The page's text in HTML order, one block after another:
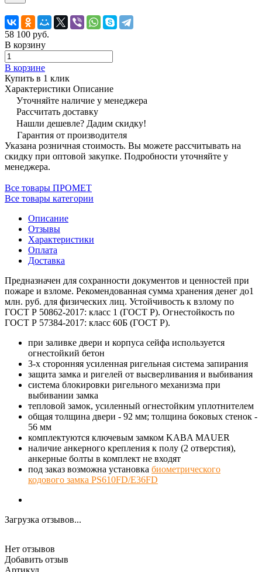
58 100 руб.
В корзину
В корзине
Купить в 1 клик
Характеристики Описание
Уточняйте наличие у менеджера
Рассчитать доставку
Нашли дешевле? Дадим скидку!
Гарантия от производителя
Указана розничная стоимость. Вы можете рассчитывать на
скидку при оптовой закупке. Подробности уточняйте у
менеджера.
Все товары ПРОМЕТ
Все товары категории
Описание
Отзывы
Характеристики
Оплата
Доставка
Предназначен для сохранности документов и ценностей при
пожаре и взломе. Рекомендованная сумма хранения денег до1
млн. руб. для физических лиц. Устойчивость к взлому по
ГОСТ Р 50862-2017: класс 1 (ГОСТ Р). Огнестойкость по
ГОСТ Р 57384-2017: класс 60Б (ГОСТ Р).
при заливке двери и корпуса сейфа используется
огнестойкий бетон
3-х сторонняя усиленная ригельная система запирания
защита замка и ригелей от высверливания и выбивания
система блокировки ригельного механизма при
выбивании замка
тепловой замок, усиленный огнестойким уплотнителем
общая толщина двери - 92 мм; толщина боковых стенок -
56 мм
комплектуются ключевым замком KABA MAUER
наличие анкерного крепления к полу (2 отверстия),
анкерные болты в комплект не входят
под заказ возможна установка биометрического
кодового замка PS610FD/E36FD
Загрузка отзывов...
Нет отзывов
Добавить отзыв
Артикул